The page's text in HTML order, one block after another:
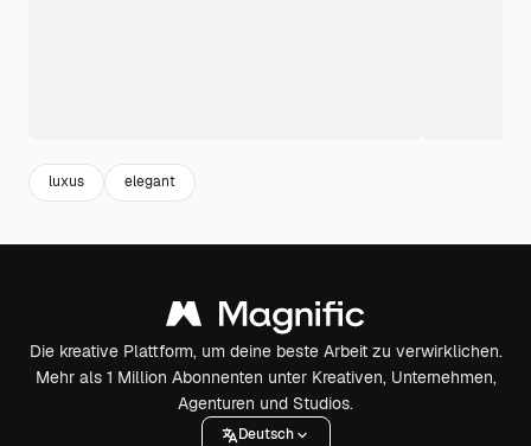
luxus elegant
Die kreative Plattform, um deine beste Arbeit zu verwirklichen.
Mehr als 1 Million Abonnenten unter Kreativen, Unternehmen,
Agenturen und Studios.
Deutsch